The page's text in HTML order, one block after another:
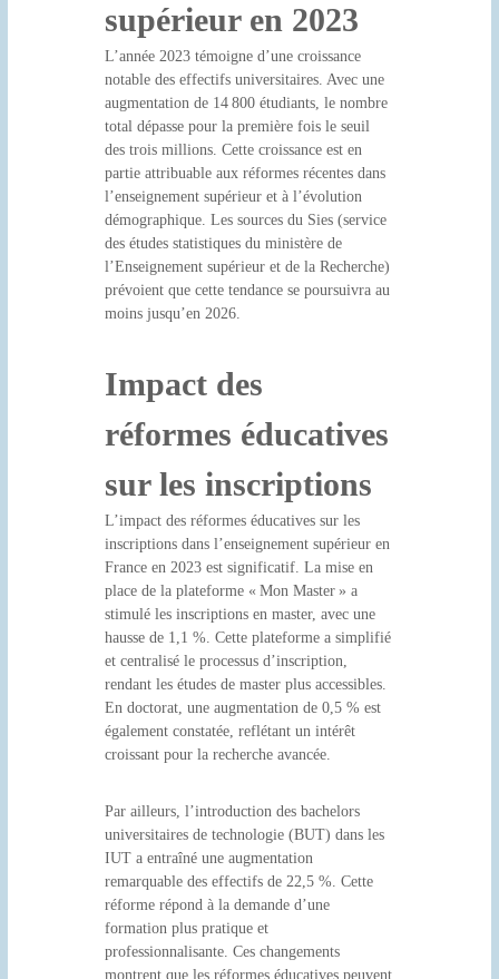
supérieur en 2023
L’année 2023 témoigne d’une croissance
notable des effectifs universitaires. Avec une
augmentation de 14 800 étudiants, le nombre
total dépasse pour la première fois le seuil
des trois millions. Cette croissance est en
partie attribuable aux réformes récentes dans
l’enseignement supérieur et à l’évolution
démographique. Les sources du Sies (service
des études statistiques du ministère de
l’Enseignement supérieur et de la Recherche)
prévoient que cette tendance se poursuivra au
moins jusqu’en 2026.
Impact des
réformes éducatives
sur les inscriptions
L’impact des réformes éducatives sur les
inscriptions dans l’enseignement supérieur en
France en 2023 est significatif. La mise en
place de la plateforme « Mon Master » a
stimulé les inscriptions en master, avec une
hausse de 1,1 %. Cette plateforme a simplifié
et centralisé le processus d’inscription,
rendant les études de master plus accessibles.
En doctorat, une augmentation de 0,5 % est
également constatée, reflétant un intérêt
croissant pour la recherche avancée.
Par ailleurs, l’introduction des bachelors
universitaires de technologie (BUT) dans les
IUT a entraîné une augmentation
remarquable des effectifs de 22,5 %. Cette
réforme répond à la demande d’une
formation plus pratique et
professionnalisante. Ces changements
montrent que les réformes éducatives peuvent